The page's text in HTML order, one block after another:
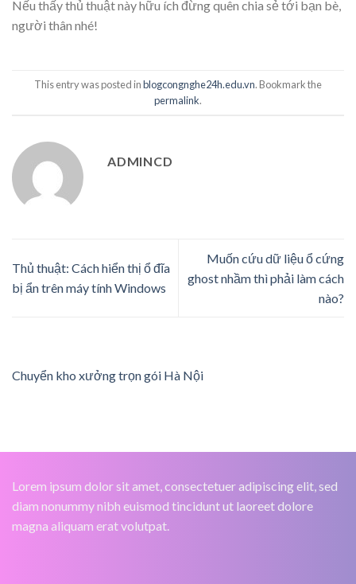
Nếu thấy thủ thuật này hữu ích đừng quên chia sẻ tới bạn bè,
người thân nhé!
This entry was posted inblogcongnghe24h.edu.vn. Bookmark the
permalink.
ADMINCD
Thủ thuật: Cách hiển thị ổ đĩa
bị ẩn trên máy tính Windows
Muốn cứu dữ liệu ổ cứng
ghost nhầm thì phải làm cách
nào?
Chuyển kho xưởng trọn gói Hà Nội
Lorem ipsum dolor sit amet, consectetuer adipiscing elit, sed
diam nonummy nibh euismod tincidunt ut laoreet dolore
magna aliquam erat volutpat.